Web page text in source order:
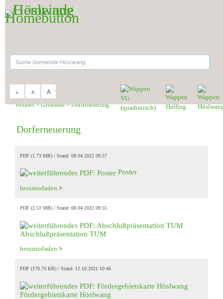
Zum Inhalt, zur Navigation
A A A
Leben &
Wohnen>Gemeinde>Dorferneuerung
Dorferneuerung
PDF (1.73 MB) Stand: 08.04.2022 09:57
Poster
herunterladen >
PDF (2.51 MB) Stand: 08.04.2022 09:55
Abschlußpräsentation TUM
herunterladen >
PDF (170.70 KB) Stand: 12.10.2021 10:46
Fördergebietskarte Höslwang